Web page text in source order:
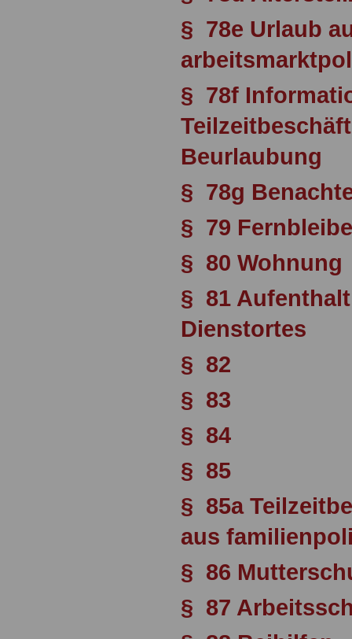
§ 78e Urlaub
§ 78f
Beurlaubung
§ 78g
§ 79
§ 80 Wohnung
§ 81
Dienstortes
§ 82
§ 83
§ 84
§ 85
§ 85a
aus
§ 86
§ 87